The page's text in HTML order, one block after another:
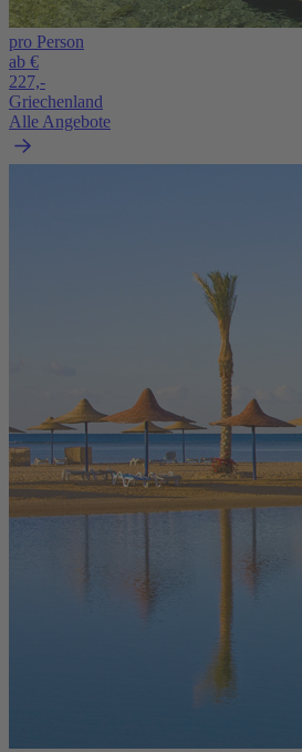
pro Person
ab €
227,-
Griechenland
Alle Angebote